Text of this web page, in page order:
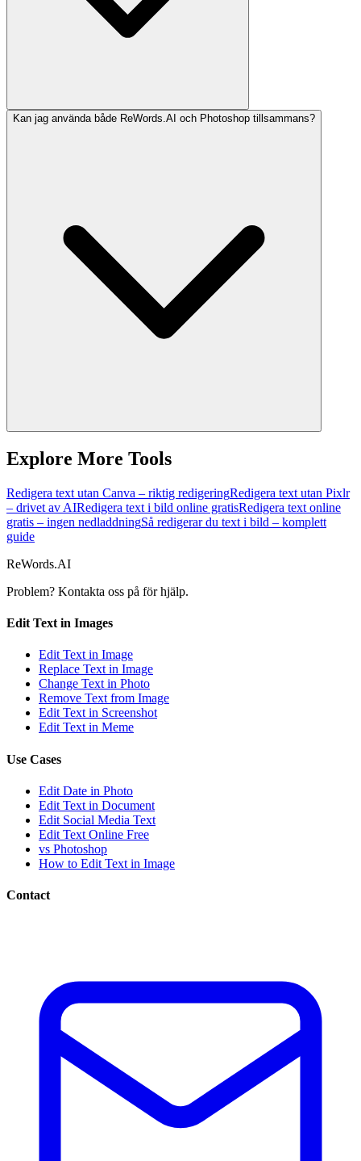
Kan jag använda både ReWords.AI och Photoshop tillsammans?
Explore More Tools
Redigera text utan Canva – riktig redigeringRedigera text utan Pixlr
– drivet av AIRedigera text i bild online gratisRedigera text online
gratis – ingen nedladdningSå redigerar du text i bild – komplett
guide
ReWords.AI
Problem? Kontakta oss på för hjälp.
Edit Text in Images
Edit Text in Image
Replace Text in Image
Change Text in Photo
Remove Text from Image
Edit Text in Screenshot
Edit Text in Meme
Use Cases
Edit Date in Photo
Edit Text in Document
Edit Social Media Text
Edit Text Online Free
vs Photoshop
How to Edit Text in Image
Contact